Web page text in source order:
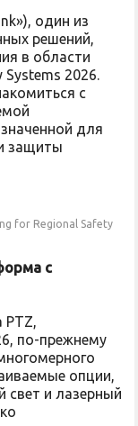
один из
решений,
в области
Systems 2026.
с
для
защиты
for Regional Safety
с
PTZ,
по-прежнему
опции,
свет и лазерный